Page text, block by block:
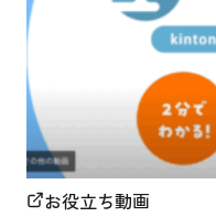
お役立ち動画